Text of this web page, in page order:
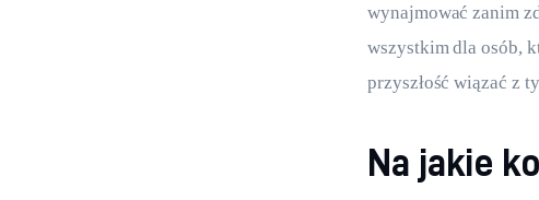
wynajmować zanim
wszystkim dla osób,
przyszłość wiązać z
Na jakie